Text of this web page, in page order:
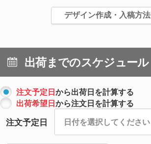
デザイン作成・入稿方法
出荷までのスケジュール
注文予定日から出荷日を計算する
出荷希望日から注文日を計算する
注文予定日